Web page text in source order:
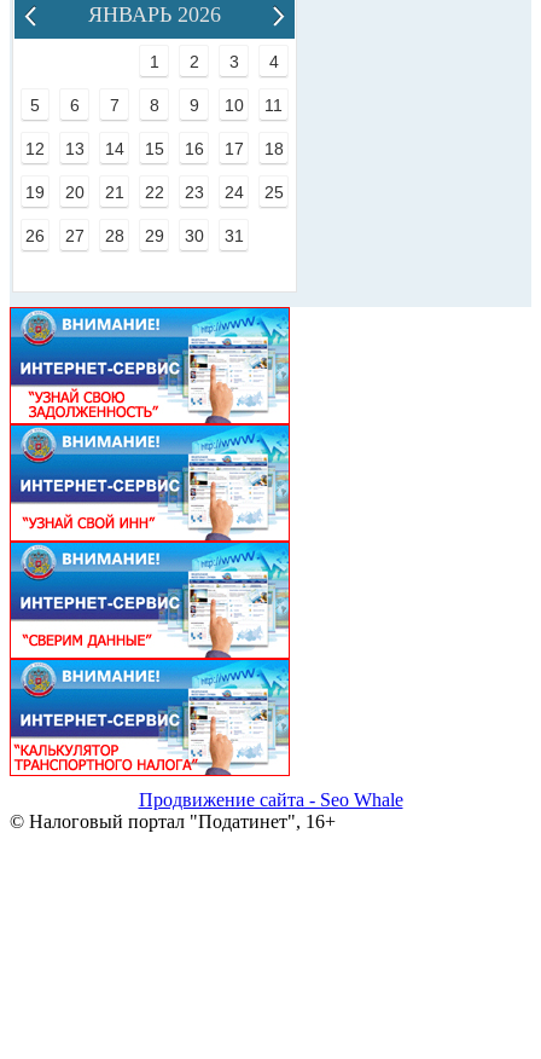
ЯНВАРЬ 2026
1 2 3 4
5 6 7 8 9 10 11
12 13 14 15 16 17 18
19 20 21 22 23 24 25
26 27 28 29 30 31
Продвижение сайта - Seo Whale
© Налоговый портал "Податинет", 16+